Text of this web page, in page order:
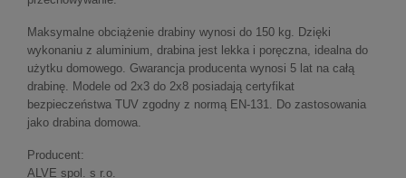
Maksymalne obciążenie drabiny wynosi do 150 kg. Dzięki
wykonaniu z aluminium, drabina jest lekka i poręczna, idealna do
użytku domowego. Gwarancja producenta wynosi 5 lat na całą
drabinę. Modele od 2x3 do 2x8 posiadają certyfikat
bezpieczeństwa TUV zgodny z normą EN-131. Do zastosowania
jako drabina domowa.
Producent:
ALVE spol. s r.o.